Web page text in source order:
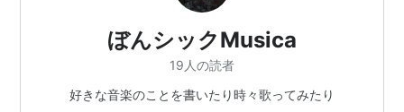
ぼんシックMusica
19人の読者
好きな音楽のことを書いたり時々歌ってみたり